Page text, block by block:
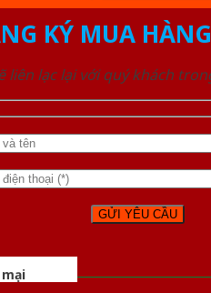
KÝ MUA
liên lạc lại với quý khách